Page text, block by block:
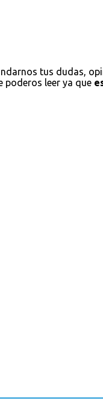
tus dudas,
poderos leer ya que